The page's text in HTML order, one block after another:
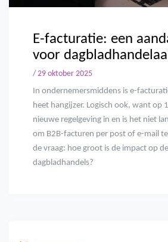
E-facturatie: een
voor
/ 29 oktober 2025
In ondernemersmiddens is e-
heet hangijzer. Logisch ook, want op
nieuwe regelgeving in en is het niet
om B2B-facturen per post of e-mail
de vraag: hoe groot is de impact op
dagbladhandels?